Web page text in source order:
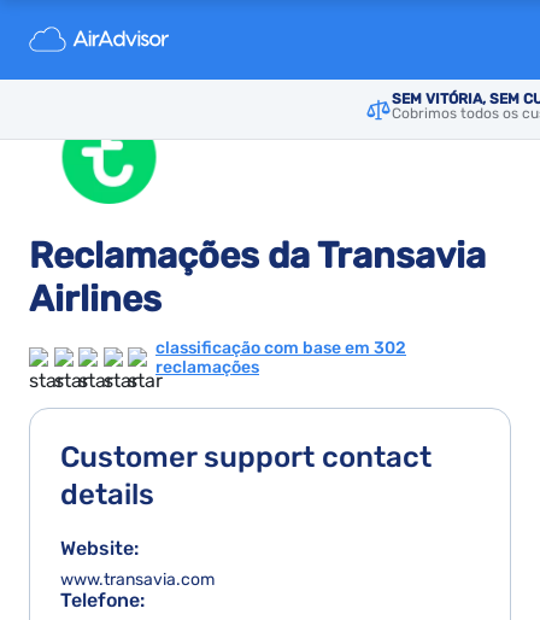
SEM VITÓRIA, SEM
Cobrimos todos os
Reclamações da Transavia
Airlines
classificação com base em 302
reclamações
Customer support contact
details
Website:
www.transavia.com
Telefone: